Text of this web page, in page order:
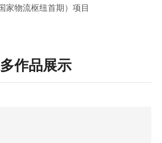
家物流枢纽首期）项目
作品展示